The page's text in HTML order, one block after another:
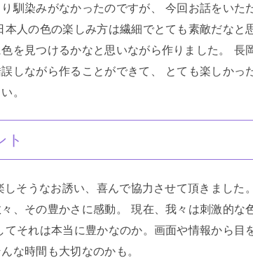
馴染みがなかったのですが、 今回お話をいた
人の色の楽しみ方は繊細でとても素敵だなと
を見つけるかなと思いながら作りました。 長
しながら作ることができて、 とても楽しかっ
。
ト
そうなお誘い、喜んで協力させて頂きました
、その豊かさに感動。 現在、我々は刺激的な
てそれは本当に豊かなのか。画面や情報から目
な時間も大切なのかも。